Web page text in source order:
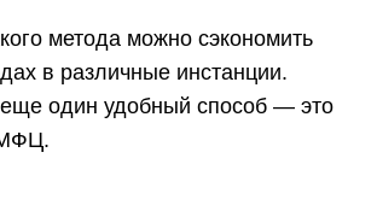
метода можно сэкономить
в различные инстанции.
еще один удобный способ — это